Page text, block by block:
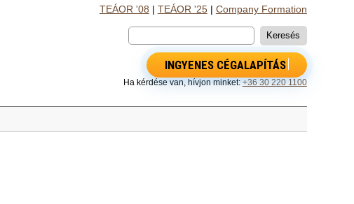
TEÁOR '08 TEÁOR '25| Company Formation
INGYENES CÉGALAPÍTÁS
Ha kérdése van, hívjon minket: +36 30 220 1100